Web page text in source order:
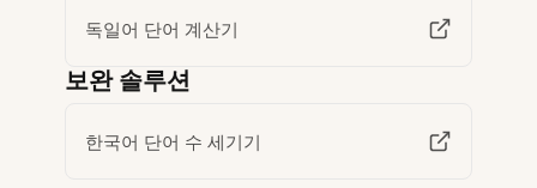
독일어 단어 계산기
보완 솔루션
한국어 단어 수 세기기